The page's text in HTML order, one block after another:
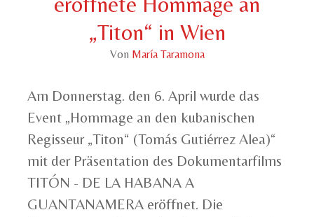
„Titon“ in Wien
Von María Taramona
Am Donnerstag. den 6. April wurde das
Event „Hommage an den kubanischen
Regisseur „Titon“ (Tomás Gutiérrez Alea)“
mit der Präsentation des Dokumentarfilms
TITÓN - DE LA HABANA A
GUANTANAMERA eröffnet. Die